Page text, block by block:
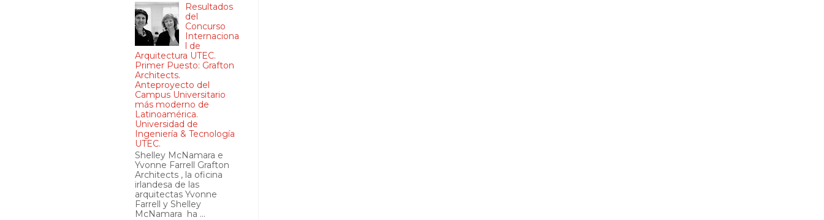
Resultados
del
Concurso
Internaciona
l de
Arquitectura UTEC.
Primer Puesto: Grafton
Architects.
Anteproyecto del
Campus Universitario
más moderno de
Latinoamérica.
Universidad de
Ingeniería & Tecnología
UTEC.
Shelley McNamara e
Yvonne Farrell Grafton
Architects , la oficina
irlandesa de las
arquitectas Yvonne
Farrell y Shelley
McNamara ha ...